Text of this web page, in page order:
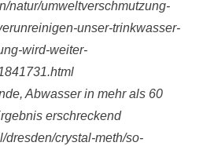
natur/umweltverschmutzung-
unser-trinkwasser-
wird-weiter-
Abwasser in mehr als 60
erschreckend
dresden/crystal-meth/so-